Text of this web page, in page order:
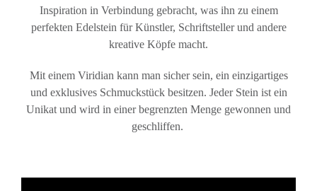
Inspiration in Verbindung gebracht, was ihn zu einem
perfekten Edelstein für Künstler, Schriftsteller und andere
kreative Köpfe macht.
Mit einem Viridian kann man sicher sein, ein einzigartiges
und exklusives Schmuckstück besitzen. Jeder Stein ist ein
Unikat und wird in einer begrenzten Menge gewonnen und
geschliffen.